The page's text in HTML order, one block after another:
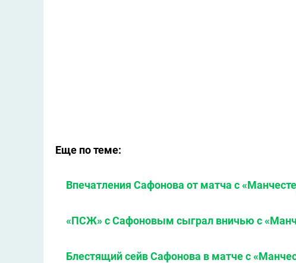
Еще по теме:
Впечатления Сафонова от матча с
«ПСЖ» с Сафоновым сыграл вничью с
Блестящий сейв Сафонова в матче с